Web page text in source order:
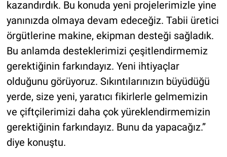
kazandırdık. Bu konuda yeni projelerimizle yine
yanınızda olmaya devam edeceğiz. Tabii üretici
örgütlerine makine, ekipman desteği sağladık.
Bu anlamda desteklerimizi çeşitlendirmemiz
gerektiğinin farkındayız. Yeni ihtiyaçlar
olduğunu görüyoruz. Sıkıntılarınızın büyüdüğü
yerde, size yeni, yaratıcı fikirlerle gelmemizin
ve çiftçilerimizi daha çok yüreklendirmemizin
gerektiğinin farkındayız. Bunu da yapacağız.”
diye konuştu.